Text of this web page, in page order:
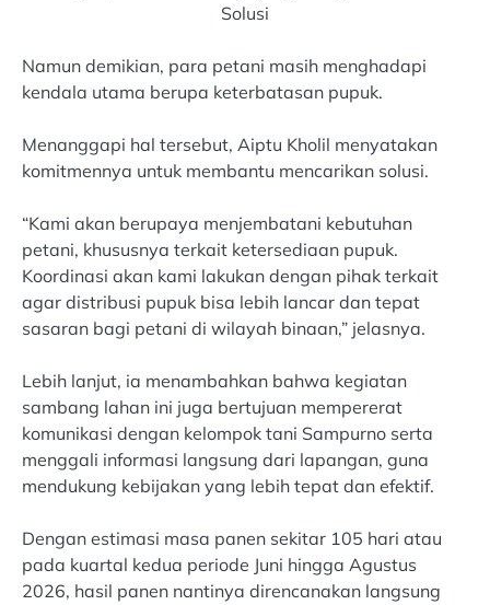
Solusi
Namun demikian, para petani masih menghadapi
kendala utama berupa keterbatasan pupuk.
Menanggapi hal tersebut, Aiptu Kholil menyatakan
komitmennya untuk membantu mencarikan solusi.
“Kami akan berupaya menjembatani kebutuhan
petani, khususnya terkait ketersediaan pupuk.
Koordinasi akan kami lakukan dengan pihak terkait
agar distribusi pupuk bisa lebih lancar dan tepat
sasaran bagi petani di wilayah binaan,” jelasnya.
Lebih lanjut, ia menambahkan bahwa kegiatan
sambang lahan ini juga bertujuan mempererat
komunikasi dengan kelompok tani Sampurno serta
menggali informasi langsung dari lapangan, guna
mendukung kebijakan yang lebih tepat dan efektif.
Dengan estimasi masa panen sekitar 105 hari atau
pada kuartal kedua periode Juni hingga Agustus
2026, hasil panen nantinya direncanakan langsung